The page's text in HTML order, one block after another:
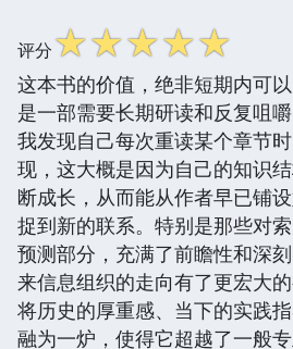
评分☆☆☆☆☆
这本书的价值，绝非短期内可
是一部需要长期研读和反复咀嚼
我发现自己每次重读某个章节
现，这大概是因为自己的知识
断成长，从而能从作者早已铺
捉到新的联系。特别是那些对
预测部分，充满了前瞻性和深
来信息组织的走向有了更宏大
将历史的厚重感、当下的实践
融为一炉，使得它超越了一般